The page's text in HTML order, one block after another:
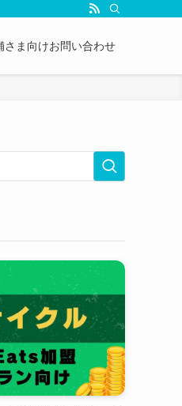
さま向けお問い合わせ